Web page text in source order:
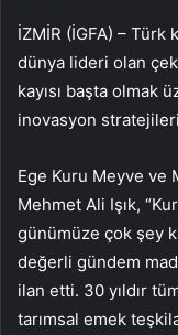
İZMİR (İGFA) –
dünya lideri olan
kayısı başta olmak
inovasyon
Ege Kuru Meyve ve
Mehmet Ali Işık,
günümüze çok şey
değerli gündem
ilan etti. 30 yıldır
tarımsal emek